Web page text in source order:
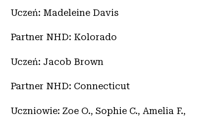
Uczeń: Madeleine Davis
Partner NHD: Kolorado
Uczeń: Jacob Brown
Partner NHD: Connecticut
Uczniowie: Zoe O., Sophie C., Amelia F.,